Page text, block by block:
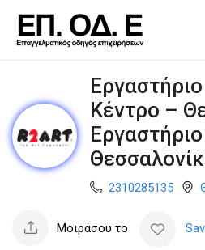
Κέντρο –
2310285135
Μοιράσου το